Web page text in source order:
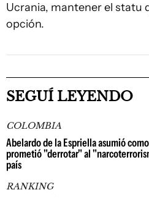
Ucrania, mantener el statu
opción.
SEGUÍ LEYENDO
COLOMBIA
Abelardo de la Espriella asumió
prometió "derrotar" al
país
RANKING